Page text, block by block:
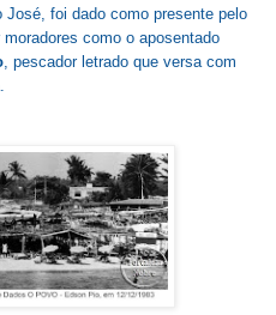
foi dado como presente pelo
moradores como o aposentado
, pescador letrado que versa com